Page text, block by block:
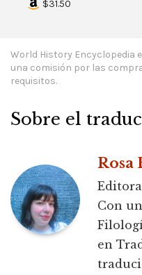
$31.50
World History Encyclopedia
una comisión por las
requisitos.
Sobre el
Rosa
Con
en